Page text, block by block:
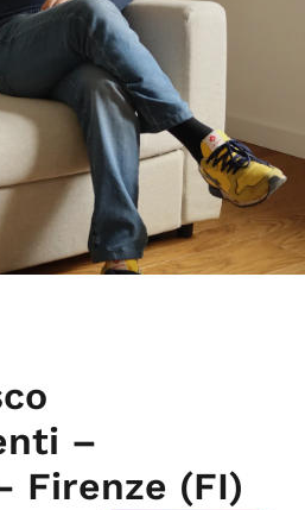
–
Firenze (FI)